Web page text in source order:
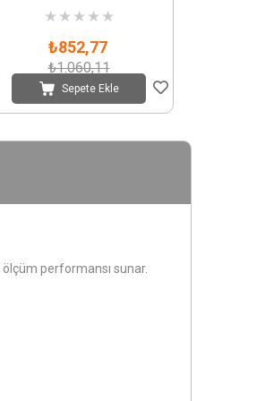
★ ★ ★ ★ ★
₺852,77
₺1.060,11
Sepete Ekle
performansı sunar.